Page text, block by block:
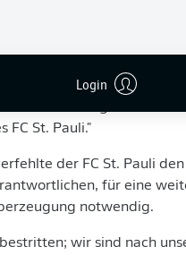
Login
werden.
umgesetzt,
FC St. Pauli."
der FC St. Pauli
für eine
notwendig.
wir sind nach